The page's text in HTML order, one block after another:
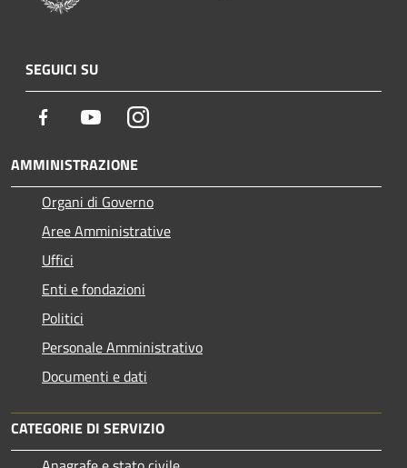
SEGUICI SU
Facebook YoutubeInstagram
AMMINISTRAZIONE
Organi di Governo
Aree Amministrative
Uffici
Enti e fondazioni
Politici
Personale Amministrativo
Documenti e dati
CATEGORIE DI SERVIZIO